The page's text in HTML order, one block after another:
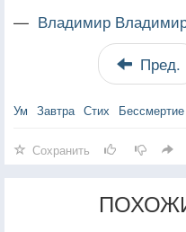
— Владимир
Пред.
Ум Завтра Стих Бессмертие
Сохранить